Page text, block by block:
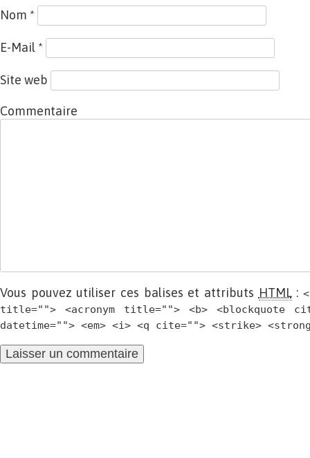
Nom *
E-Mail *
Site web
Commentaire
Vous pouvez utiliser ces balises et attributs HTML:
title=""> <acronym title=""> <b> <blockquote
datetime=""> <em> <i> <q cite=""> <strike>